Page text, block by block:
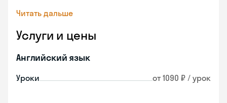
Читать дальше
Услуги и цены
Английский язык
Уроки от 1090 ₽ / урок